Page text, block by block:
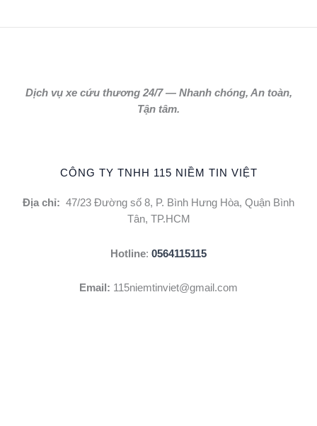
Dịch vụ xe cứu thương 24/7 — Nhanh chóng, An toàn,
Tận tâm.
CÔNG TY TNHH 115 NIỀM TIN VIỆT
Địa chỉ: 47/23 Đường số 8, P. Bình Hưng Hòa, Quận Bình
Tân, TP.HCM
Hotline: 0564115115
Email: 115niemtinviet@gmail.com